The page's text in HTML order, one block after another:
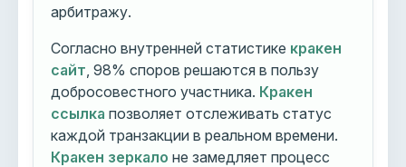
арбитражу.
Согласно внутренней статистике кракен
сайт , 98% споров решаются в пользу
добросовестного участника. Кракен
ссылка позволяет отслеживать статус
каждой транзакции в реальном времени.
Кракен зеркало не замедляет процесс